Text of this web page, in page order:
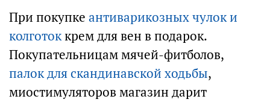
При покупке антиварикозных чулок и
колготоккрем для вен в подарок.
Покупательницам мячей-фитболов,
палок для скандинавской ходьбы,
миостимуляторов магазин дарит